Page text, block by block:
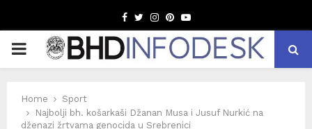
Facebook
TwitterInstagram
Pinterest
Youtube
PRIMARY
Home
Sport
Najbolji bh. košarkaši Džanan Musa i Jusuf Nurkić na
dženazi žrtvama genocida u Srebrenici